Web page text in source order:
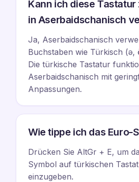
Kann ich diese Tastatur
in Aserbaidschanisch
Ja, Aserbaidschanisch
Buchstaben wie Türkisch (ə,
Die türkische Tastatur
Aserbaidschanisch mit
Anpassungen.
Wie tippe ich das Euro-
Drücken Sie AltGr + E, um
Symbol auf türkischen
einzugeben.